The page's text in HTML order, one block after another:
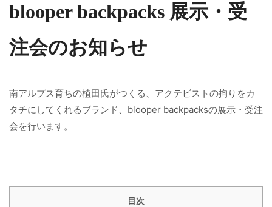
blooper backpacks 展示・受
注会のお知らせ
南アルプス育ちの植田氏がつくる、アクテビストの拘りをカ
タチにしてくれるブランド、blooper backpacksの展示・受注
会を行います。
目次